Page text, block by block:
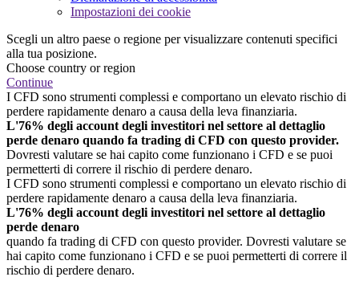
Impostazioni dei cookie
Scegli un altro paese o regione per visualizzare contenuti specifici
alla tua posizione.
Choose country or region
Continue
I CFD sono strumenti complessi e comportano un elevato rischio di
perdere rapidamente denaro a causa della leva finanziaria.
L'76% degli account degli investitori nel settore al dettaglio
perde denaro quando fa trading di CFD con questo provider.
Dovresti valutare se hai capito come funzionano i CFD e se puoi
permetterti di correre il rischio di perdere denaro.
I CFD sono strumenti complessi e comportano un elevato rischio di
perdere rapidamente denaro a causa della leva finanziaria.
L'76% degli account degli investitori nel settore al dettaglio
perde denaro
quando fa trading di CFD con questo provider. Dovresti valutare se
hai capito come funzionano i CFD e se puoi permetterti di correre il
rischio di perdere denaro.